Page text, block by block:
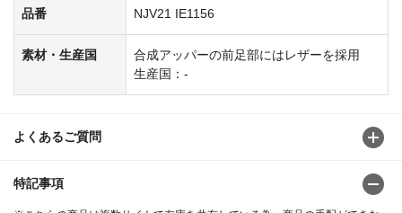
品番 NJV21 IE1156
素材・生産国
合成アッパーの前足部にはレザーを採用
生産国：-
よくあるご質問
特記事項